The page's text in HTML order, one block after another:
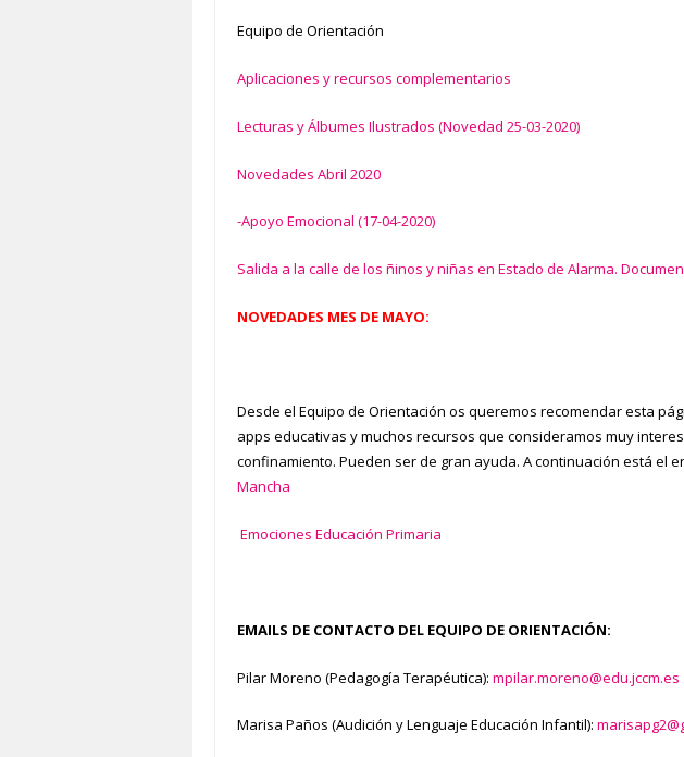
Equipo de Orientación
Aplicaciones y recursos complementarios
Lecturas y Álbumes Ilustrados (Novedad 25-03-2020)
Novedades Abril 2020
-Apoyo Emocional (17-04-2020)
Salida a la calle de los ñinos y niñas en Estado de Alarma.
NOVEDADES MES DE MAYO:
Desde el Equipo de Orientación os queremos recomendar esta
apps educativas y muchos recursos que consideramos muy
confinamiento. Pueden ser de gran ayuda. A continuación está el
Mancha
Emociones Educación Primaria
EMAILS DE CONTACTO DEL EQUIPO DE ORIENTACIÓN:
Pilar Moreno (Pedagogía Terapéutica): mpilar.moreno@edu.jccm.es
Marisa Paños (Audición y Lenguaje Educación Infantil):